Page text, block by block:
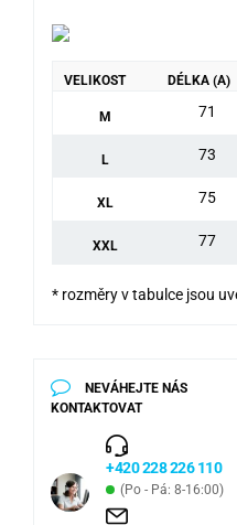
VELIKOST DÉLKA (A)
M 71
L 73
XL 75
XXL 77
* rozměry v tabulce jsou
NEVÁHEJTE NÁS
KONTAKTOVAT
+420 228 226 110
(Po - Pá: 8-16:00)